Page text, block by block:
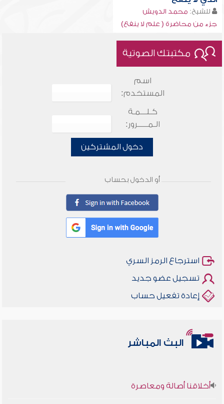
للشيخ: محمد الدويش
جزء من محاضرة ( علم لا ينفع)
مكتبتك الصوتية
اسم
المستخدم:
كـلـــمـة
الـمـــــرور:
دخول المشتركين
أو الدخول بحساب
استرجاع الرمز السري
تسجيل عضو جديد
إعادة تفعيل حساب
البث المباشر
أخلاقنا أصالة ومعاصرة